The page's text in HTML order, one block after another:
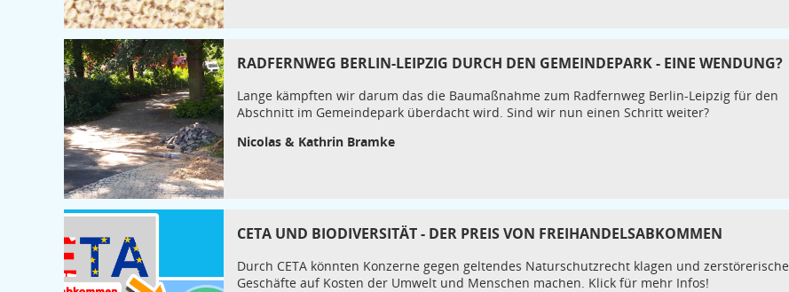
RADFERNWEG BERLIN-LEIPZIG DURCH DEN GEMEINDEPARK - EINE WENDUNG?
Lange kämpften wir darum das die Baumaßnahme zum Radfernweg Berlin-Leipzig für den
Abschnitt im Gemeindepark überdacht wird. Sind wir nun einen Schritt weiter?
Nicolas & Kathrin Bramke
CETA UND BIODIVERSITÄT - DER PREIS VON FREIHANDELSABKOMMEN
Durch CETA könnten Konzerne gegen geltendes Naturschutzrecht klagen und zerstörerische
Geschäfte auf Kosten der Umwelt und Menschen machen. Klick für mehr Infos!